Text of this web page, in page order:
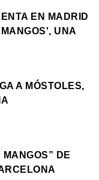
EN MADRID
UNA
A MÓSTOLES,
DE